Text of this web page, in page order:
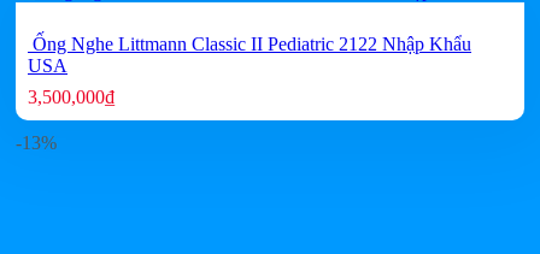
Ống Nghe Littmann Classic II Pediatric 2122 Nhập Khẩu
USA
3,500,000₫
-13%